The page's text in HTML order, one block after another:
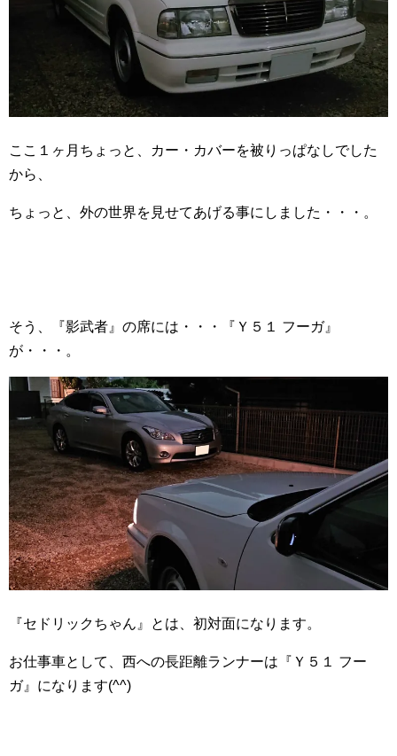
ここ１ヶ月ちょっと、カー・カバーを被りっぱなしでした
から、
ちょっと、外の世界を見せてあげる事にしました・・・。
そう、『影武者』の席には・・・『Ｙ５１ フーガ』
が・・・。
『セドリックちゃん』とは、初対面になります。
お仕事車として、西への長距離ランナーは『Ｙ５１ フー
ガ』になります(^^)